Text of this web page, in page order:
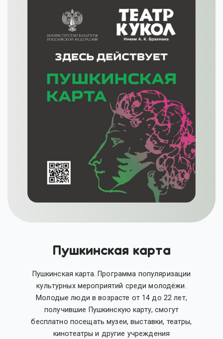
Пушкинская карта
Пушкинская карта. Программа популяризации
культурных мероприятий среди молодёжи.
Молодые люди в возрасте от 14 до 22 лет,
получившие Пушкинскую карту, смогут
бесплатно посещать музеи, выставки, театры,
кинотеатры и другие учреждения